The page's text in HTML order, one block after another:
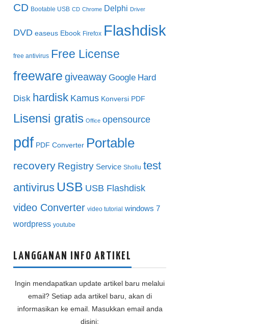
CD Bootable USB CD Chrome Delphi Driver
DVD easeus Ebook Firefox Flashdisk
free antivirus Free License
freeware giveaway Google Hard
Disk hardisk Kamus Konversi PDF
Lisensi gratis Office opensource
pdf PDF Converter Portable
recovery Registry Service Shollu test
antivirus USB USB Flashdisk
video Converter video tutorial windows 7
wordpress youtube
LANGGANAN INFO ARTIKEL
Ingin mendapatkan update artikel baru melalui
email? Setiap ada artikel baru, akan di
informasikan ke email. Masukkan email anda
disini: